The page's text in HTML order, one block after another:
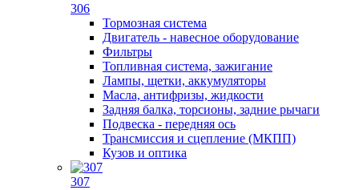
306
Тормозная система
Двигатель - навесное оборудование
Фильтры
Топливная система, зажигание
Лампы, щетки, аккумуляторы
Масла, антифризы, жидкости
Задняя балка, торсионы, задние рычаги
Подвеска - передняя ось
Трансмиссия и сцепление (МКПП)
Кузов и оптика
307